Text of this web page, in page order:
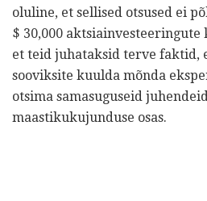
oluline, et sellised otsused ei
$ 30,000 aktsiainvesteeringute
et teid juhataksid terve faktid,
sooviksite kuulda mõnda
otsima samasuguseid
maastikukujunduse osas.